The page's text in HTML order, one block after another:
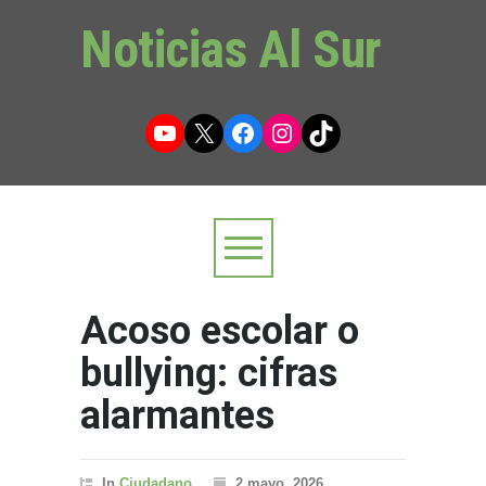
Noticias Al Sur
YouTube
X Facebook
Instagram
TikTok
Acoso escolar o
bullying: cifras
alarmantes